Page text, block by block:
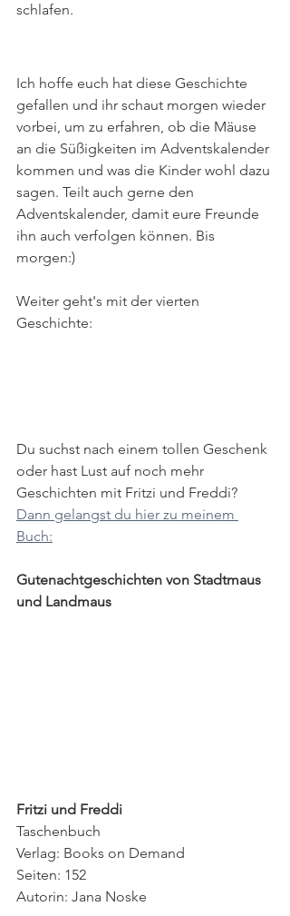
schlafen.
Ich hoffe euch hat diese Geschichte
gefallen und ihr schaut morgen wieder
vorbei, um zu erfahren, ob die Mäuse
an die Süßigkeiten im Adventskalender
kommen und was die Kinder wohl dazu
sagen. Teilt auch gerne den
Adventskalender, damit eure Freunde
ihn auch verfolgen können. Bis
morgen:)
Weiter geht's mit der vierten
Geschichte:
Du suchst nach einem tollen Geschenk
oder hast Lust auf noch mehr
Geschichten mit Fritzi und Freddi?
Dann gelangst du hier zu meinem
Buch:
Gutenachtgeschichten von Stadtmaus
und Landmaus
Fritzi und Freddi
Taschenbuch
Verlag: Books on Demand
Seiten: 152
Autorin: Jana Noske